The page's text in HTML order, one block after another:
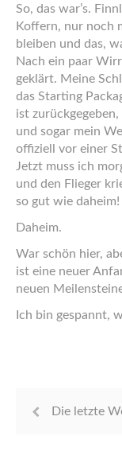
So, das war’s.
Koffern, nur noch
bleiben und das,
Nach ein paar
geklärt. Meine
das Starting
ist
und sogar mein
offiziell vor einer
Jetzt muss ich
und den Flieger
so gut wie daheim!
Daheim.
War schön hier,
ist eine neuer
neuen
Ich bin gespannt,
Die letzte